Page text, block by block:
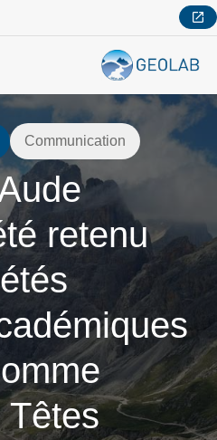
Communication
retenu
Têtes